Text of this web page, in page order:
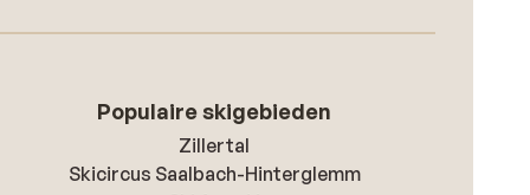
Populaire skigebieden
Zillertal
Skicircus Saalbach-Hinterglemm